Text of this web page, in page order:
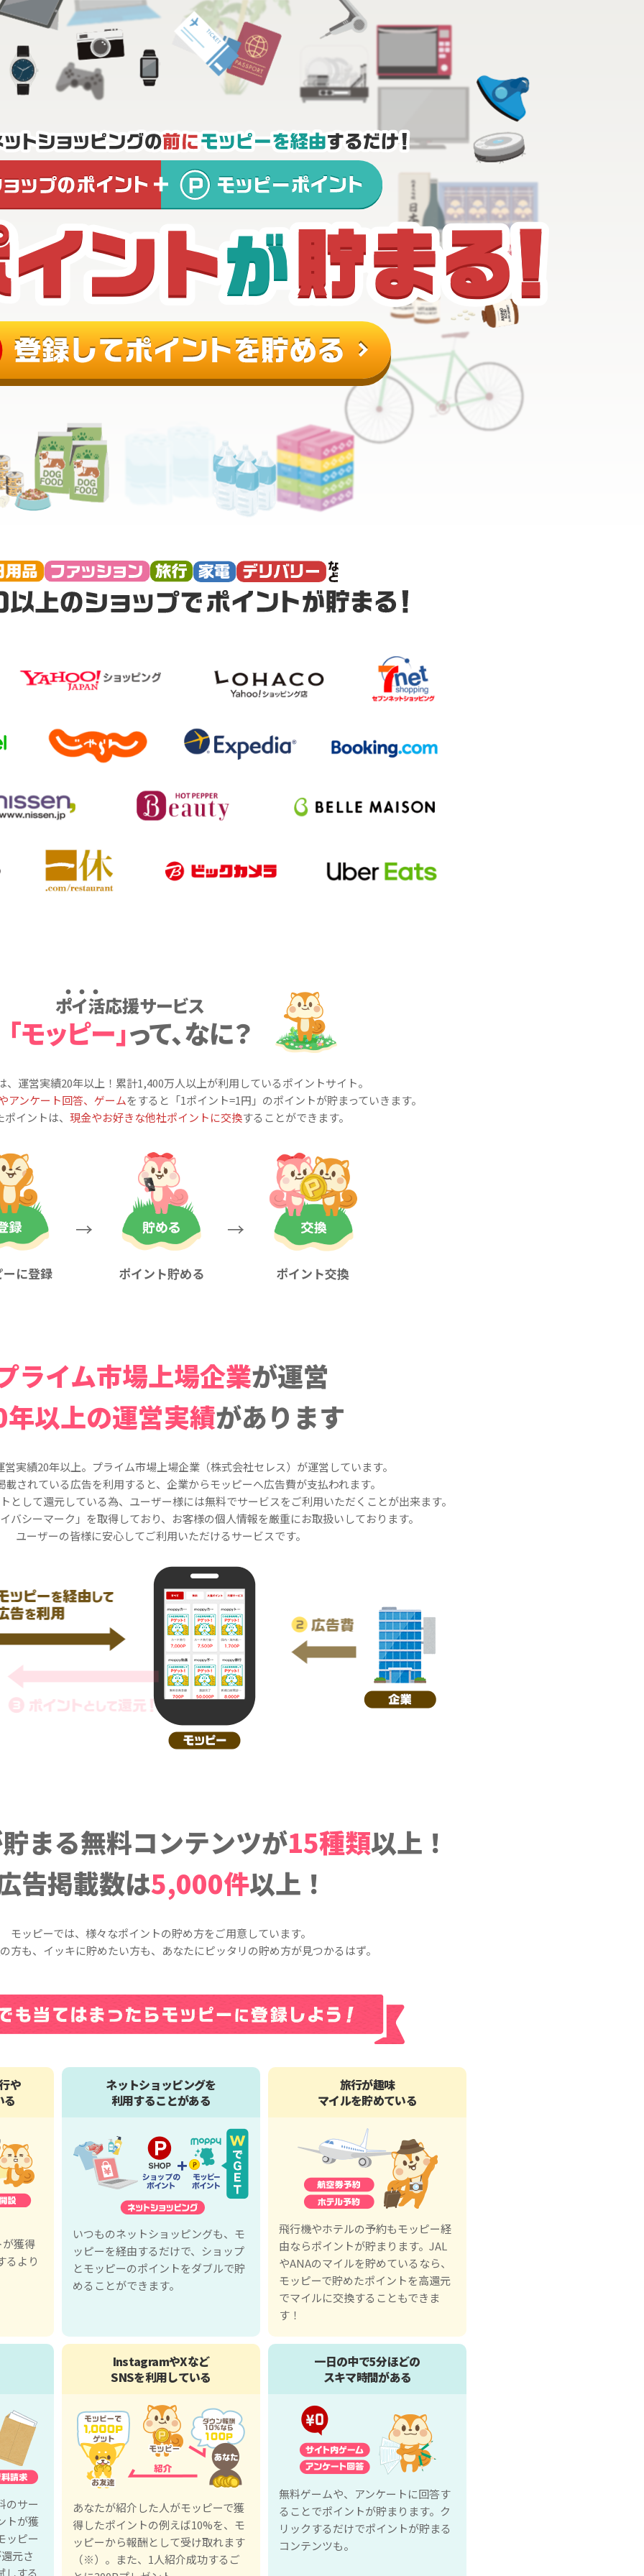
ポイ活応援サービス
「モッピー」って、なに？
、運営実績20年以上！累計1,400万人以上が利用しているポイントサイト。
アンケート回答、ゲームをすると「1ポイント=1円」のポイントが貯まっていきます。
イントは、 現金やお好きな他社ポイントに交換することができます。
に登録 ポイント貯める ポイント交換
ライム市場上場企業が運営
以上の運営実績があります
実績20年以上。プライム市場上場企業（株式会社セレス）が運営しています。
載されている広告を利用すると、企業からモッピーへ広告費が支払われます。
として還元している為、ユーザー様には無料でサービスをご利用いただくことが出来ます。
バシーマーク」を取得しており、お客様の個人情報を厳重にお取扱いしております。
ユーザーの皆様に安心してご利用いただけるサービスです。
まる無料コンテンツが15種類以上！
告掲載数は5,000件以上！
モッピーでは、様々なポイントの貯め方をご用意しています。
方も、イッキに貯めたい方も、あなたにピッタリの貯め方が見つかるはず。
や
る
獲得
るより
ネットショッピングを
利用することがある
いつものネットショッピングも、モ
ッピーを経由するだけで、ショップ
とモッピーのポイントをダブルで貯
めることができます。
旅行が趣味
マイルを貯めている
飛行機やホテルの予約もモッピー経
由ならポイントが貯まります。JAL
やANAのマイルを貯めているなら、
モッピーで貯めたポイントを高還元
でマイルに交換することもできま
す！
のサー
トが獲
ッピー
元さ
しする
InstagramやXなど
SNSを利用している
あなたが紹介した人がモッピーで獲
得したポイントの例えば10%を、モ
ッピーから報酬として受け取れます
（※）。また、1人紹介成功するご
一日の中で5分ほどの
スキマ時間がある
無料ゲームや、アンケートに回答す
ることでポイントが貯まります。ク
リックするだけでポイントが貯まる
コンテンツも。